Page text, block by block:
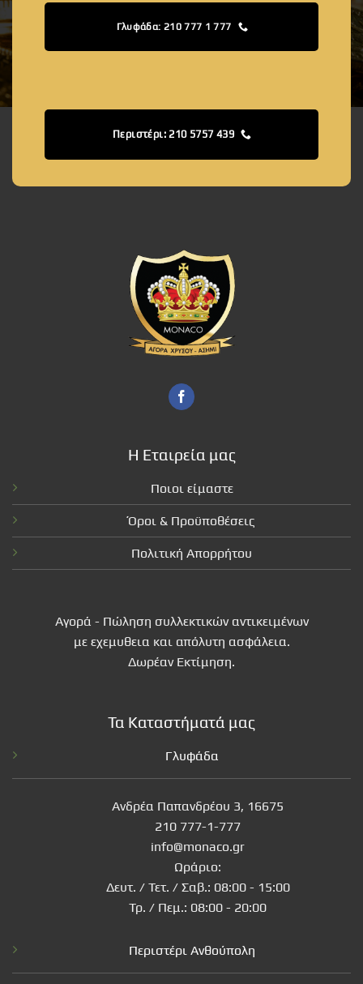
Γλυφάδα: 210 777 1 777
Περιστέρι: 210 5757 439
Η Εταιρεία μας
Ποιοι είμαστε
Όροι & Προϋποθέσεις
Πολιτική Απορρήτου
Αγορά - Πώληση συλλεκτικών αντικειμένων
με εχεμυθεια και απόλυτη ασφάλεια.
Δωρέαν Εκτίμηση.
Τα Καταστήματά μας
Γλυφάδα
Ανδρέα Παπανδρέου 3, 16675
210 777-1-777
info@monaco.gr
Ωράριο:
Δευτ. / Τετ. / Σαβ.: 08:00 - 15:00
Τρ. / Πεμ.: 08:00 - 20:00
Περιστέρι Ανθούπολη